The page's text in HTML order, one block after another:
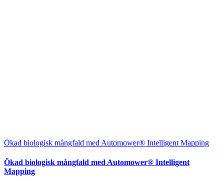
Ökad biologisk mångfald med Automower® Intelligent Mapping
Ökad biologisk mångfald med Automower® Intelligent
Mapping